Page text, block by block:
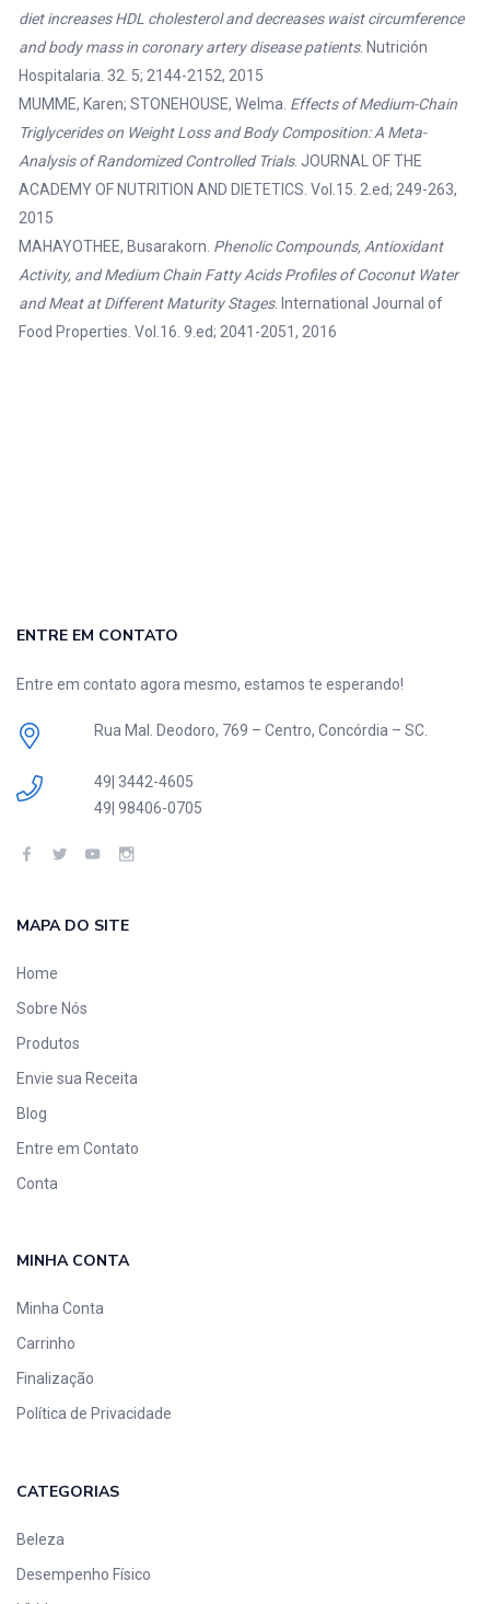
diet increases HDL cholesterol and decreases waist circumference
and body mass in coronary artery disease patients. Nutrición
Hospitalaria. 32. 5; 2144-2152, 2015
MUMME, Karen; STONEHOUSE, Welma. Effects of Medium-Chain
Triglycerides on Weight Loss and Body Composition: A Meta-
Analysis of Randomized Controlled Trials. JOURNAL OF THE
ACADEMY OF NUTRITION AND DIETETICS. Vol.15. 2.ed; 249-263,
2015
MAHAYOTHEE, Busarakorn. Phenolic Compounds, Antioxidant
Activity, and Medium Chain Fatty Acids Profiles of Coconut Water
and Meat at Different Maturity Stages. International Journal of
Food Properties. Vol.16. 9.ed; 2041-2051, 2016
ENTRE EM CONTATO
Entre em contato agora mesmo, estamos te esperando!
Rua Mal. Deodoro, 769 – Centro, Concórdia – SC.
49| 3442-4605
49| 98406-0705
MAPA DO SITE
Home
Sobre Nós
Produtos
Envie sua Receita
Blog
Entre em Contato
Conta
MINHA CONTA
Minha Conta
Carrinho
Finalização
Política de Privacidade
CATEGORIAS
Beleza
Desempenho Físico